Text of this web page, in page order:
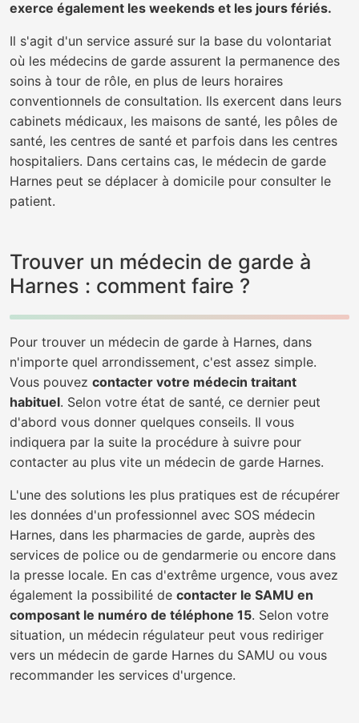
exerce également les weekends et les jours fériés.
Il s'agit d'un service assuré sur la base du volontariat
où les médecins de garde assurent la permanence des
soins à tour de rôle, en plus de leurs horaires
conventionnels de consultation. Ils exercent dans leurs
cabinets médicaux, les maisons de santé, les pôles de
santé, les centres de santé et parfois dans les centres
hospitaliers. Dans certains cas, le médecin de garde
Harnes peut se déplacer à domicile pour consulter le
patient.
Trouver un médecin de garde à
Harnes : comment faire ?
Pour trouver un médecin de garde à Harnes, dans
n'importe quel arrondissement, c'est assez simple.
Vous pouvez contacter votre médecin traitant
habituel. Selon votre état de santé, ce dernier peut
d'abord vous donner quelques conseils. Il vous
indiquera par la suite la procédure à suivre pour
contacter au plus vite un médecin de garde Harnes.
L'une des solutions les plus pratiques est de récupérer
les données d'un professionnel avec SOS médecin
Harnes, dans les pharmacies de garde, auprès des
services de police ou de gendarmerie ou encore dans
la presse locale. En cas d'extrême urgence, vous avez
également la possibilité de contacter le SAMU en
composant le numéro de téléphone 15. Selon votre
situation, un médecin régulateur peut vous rediriger
vers un médecin de garde Harnes du SAMU ou vous
recommander les services d'urgence.